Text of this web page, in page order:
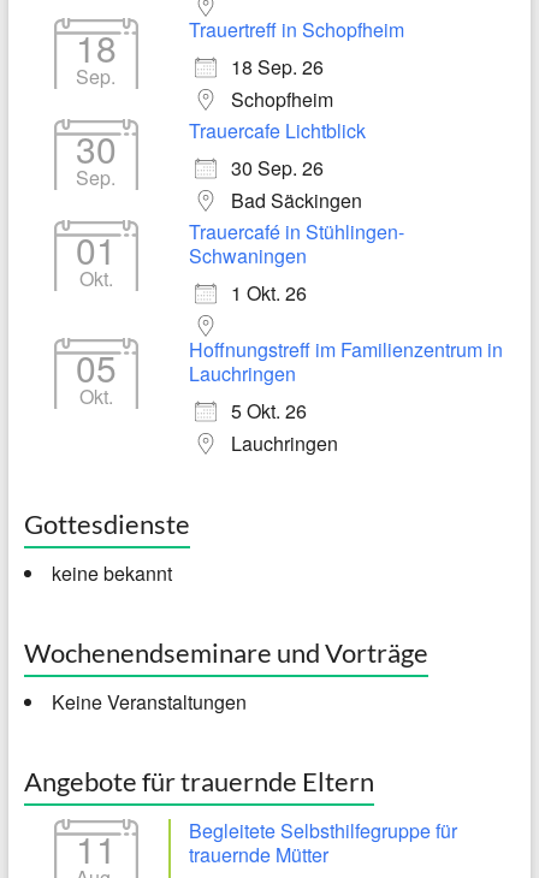
18
Sep.
Trauertreff in Schopfheim
18 Sep. 26
Schopfheim
30
Sep.
Trauercafe Lichtblick
30 Sep. 26
Bad Säckingen
01
Okt.
Trauercafé in Stühlingen-
Schwaningen
1 Okt. 26
05
Okt.
Hoffnungstreff im Familienzentrum in
Lauchringen
5 Okt. 26
Lauchringen
Gottesdienste
keine bekannt
Wochenendseminare und Vorträge
Keine Veranstaltungen
Angebote für trauernde Eltern
11
Begleitete Selbsthilfegruppe für
trauernde Mütter